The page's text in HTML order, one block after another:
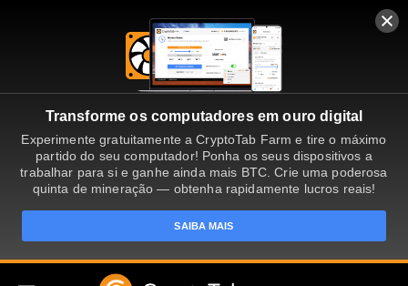
Transforme os computadores em ouro digital
Experimente gratuitamente a CryptoTab Farm e tire o máximo
partido do seu computador! Ponha os seus dispositivos a
trabalhar para si e ganhe ainda mais BTC. Crie uma poderosa
quinta de mineração — obtenha rapidamente lucros reais!
SAIBA MAIS